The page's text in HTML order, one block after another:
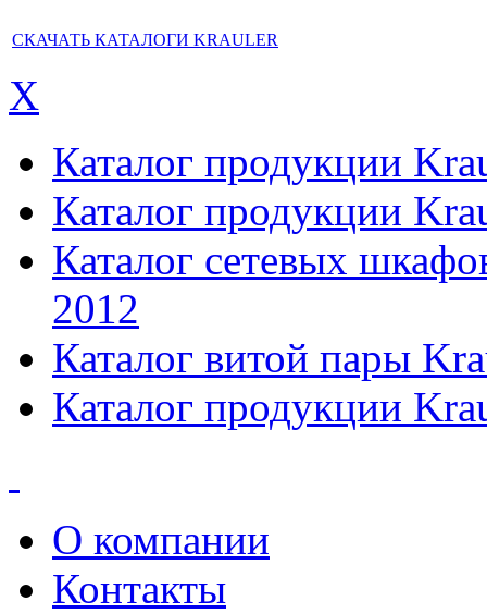
СКАЧАТЬ КАТАЛОГИ KRAULER
X
Каталог продукции
Каталог продукции
Каталог сетевых
2012
Каталог витой пары
Каталог продукции
О компании
Контакты